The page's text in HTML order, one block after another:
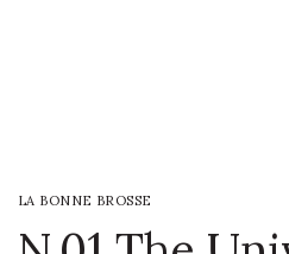
LA BONNE BROSSE